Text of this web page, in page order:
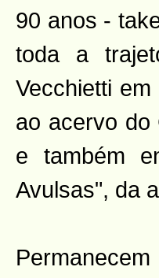
90 anos -
toda a
Vecchietti
ao acervo do
e também
Avulsas", da